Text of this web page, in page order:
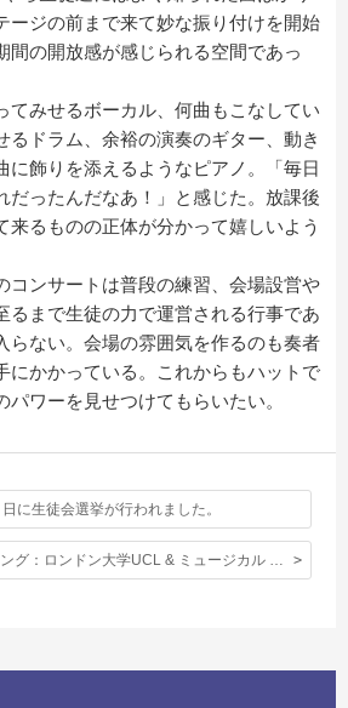
ージの前まで来て妙な振り付けを開始
間の開放感が感じられる空間であっ
みせるボーカル、何曲もこなしてい
るドラム、余裕の演奏のギター、動き
に飾りを添えるようなピアノ。「毎日
だったんだなあ！」と感じた。放課後
来るものの正体が分かって嬉しいよう
ンサートは普段の練習、会場設営や
るまで生徒の力で運営される行事であ
らない。会場の雰囲気を作るのも奏者
にかかっている。これからもハットで
ワーを見せつけてもらいたい。
に生徒会選挙が行われました。